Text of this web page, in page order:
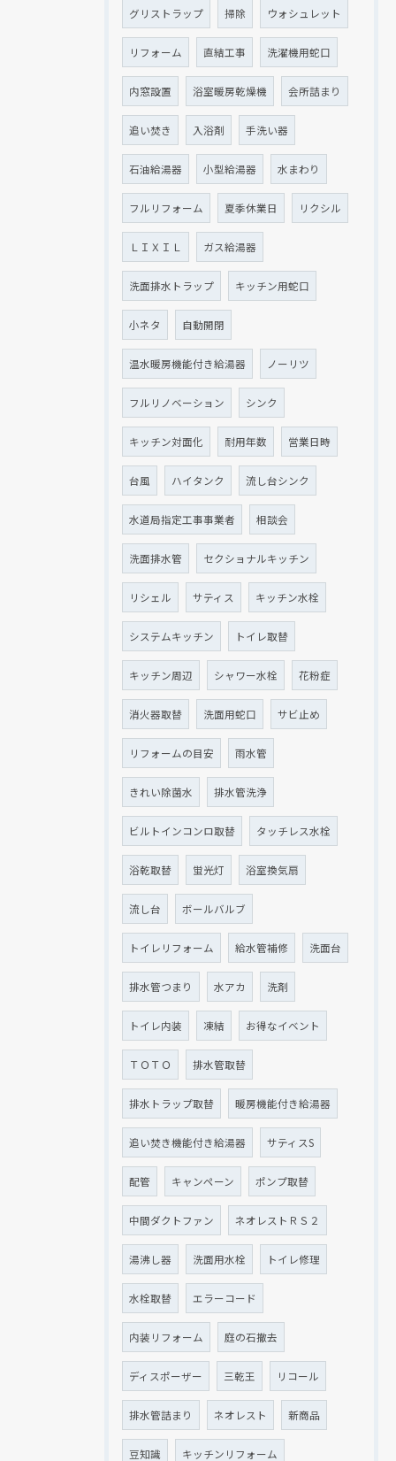
グリストラップ 掃除 ウォシュレット
リフォーム 直結工事 洗濯機用蛇口
内窓設置 浴室暖房乾燥機 会所詰まり
追い焚き 入浴剤 手洗い器
石油給湯器 小型給湯器 水まわり
フルリフォーム 夏季休業日 リクシル
ＬＩＸＩＬ ガス給湯器
洗面排水トラップ キッチン用蛇口
小ネタ 自動開閉
温水暖房機能付き給湯器 ノーリツ
フルリノベーション シンク
キッチン対面化 耐用年数 営業日時
台風 ハイタンク 流し台シンク
水道局指定工事事業者 相談会
洗面排水管 セクショナルキッチン
リシェル サティス キッチン水栓
システムキッチン トイレ取替
キッチン周辺 シャワー水栓 花粉症
消火器取替 洗面用蛇口 サビ止め
リフォームの目安 雨水管
きれい除菌水 排水管洗浄
ビルトインコンロ取替 タッチレス水栓
浴乾取替 蛍光灯 浴室換気扇
流し台 ボールバルブ
トイレリフォーム 給水管補修 洗面台
排水管つまり 水アカ 洗剤
トイレ内装 凍結 お得なイベント
ＴＯＴＯ 排水管取替
排水トラップ取替 暖房機能付き給湯器
追い焚き機能付き給湯器 サティスS
配管 キャンペーン ポンプ取替
中間ダクトファン ネオレストＲＳ２
湯沸し器 洗面用水栓 トイレ修理
水栓取替 エラーコード
内装リフォーム 庭の石撤去
ディスポーザー 三乾王 リコール
排水管詰まり ネオレスト 新商品
豆知識 キッチンリフォーム
クリックでチラシのページにジャンプします
クリックでチラシのページにジャンプします